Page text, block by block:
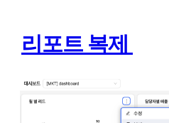
리포트 복제